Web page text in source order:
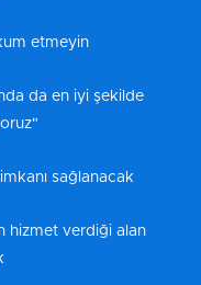
etmeyin
da en iyi şekilde
sağlanacak
hizmet verdiği alan